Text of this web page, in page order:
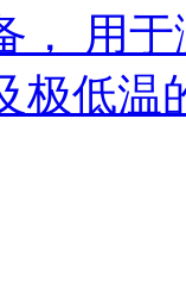
， 用
极低温